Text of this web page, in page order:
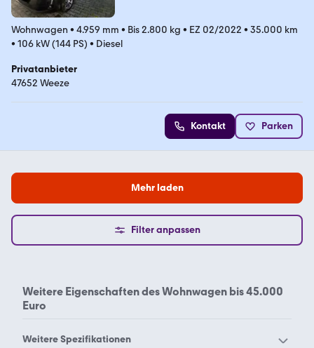
Wohnwagen • 4.959 mm • Bis 2.800 kg • EZ 02/2022 • 35.000 km
• 106 kW (144 PS) • Diesel
Privatanbieter
47652 Weeze
Kontakt Parken
Mehr laden
Filter anpassen
Weitere Eigenschaften desWohnwagen bis 45.000
Euro
Weitere Spezifikationen